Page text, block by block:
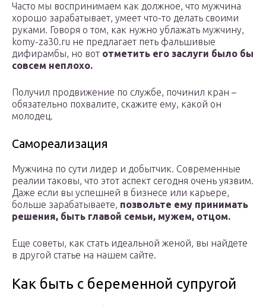
Часто мы воспринимаем как должное, что мужчина
хорошо зарабатывает, умеет что-то делать своими
руками. Говоря о том, как нужно ублажать мужчину,
komy-za30.ru не предлагает петь фальшивые
дифирамбы, но вот отметить его заслуги было бы
совсем неплохо.
Получил продвижение по службе, починил кран –
обязательно похвалите, скажите ему, какой он
молодец.
Самореализация
Мужчина по сути лидер и добытчик. Современные
реалии таковы, что этот аспект сегодня очень уязвим.
Даже если вы успешней в бизнесе или карьере,
больше зарабатываете, позвольте ему принимать
решения, быть главой семьи, мужем, отцом.
Еще советы, как стать идеальной женой, вы найдете
в другой статье на нашем сайте.
Как быть с беременной супругой